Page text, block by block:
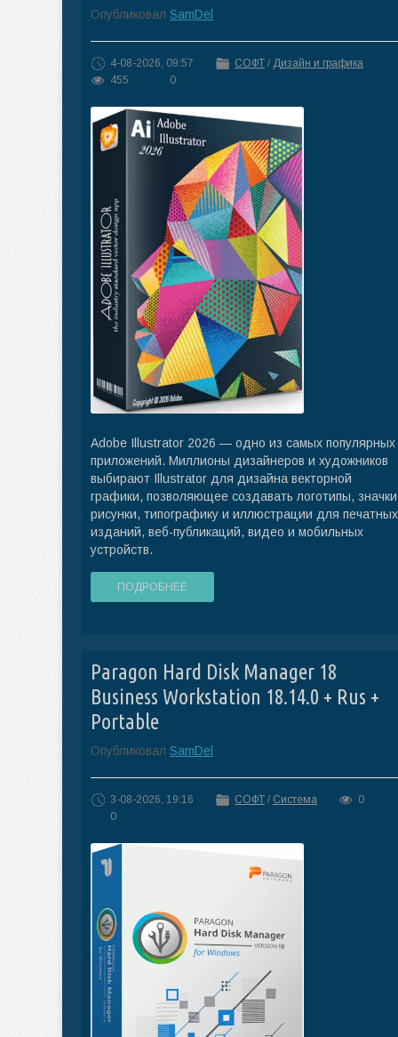
Опубликовал SamDel
4-08-2026, 09:57 СОФТ / Дизайн и графика
455
0
Adobe Illustrator 2026 — одно из самых популярных
приложений. Миллионы дизайнеров и художников
выбирают Illustrator для дизайна векторной
графики, позволяющее создавать логотипы,
рисунки, типографику и иллюстрации для печатных
изданий, веб-публикаций, видео и мобильных
устройств.
ПОДРОБНЕЕ
Paragon Hard Disk Manager 18
Business Workstation 18.14.0 + Rus +
Portable
Опубликовал SamDel
3-08-2026, 19:16 СОФТ / Система
0
0